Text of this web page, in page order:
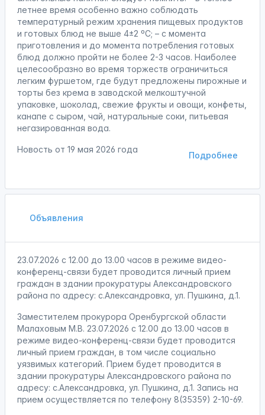
летнее время особенно важно соблюдать
температурный режим хранения пищевых продуктов
и готовых блюд не выше 4±2 ºС; – с момента
приготовления и до момента потребления готовых
блюд должно пройти не более 2-3 часов. Наиболее
целесообразно во время торжеств ограничиться
легким фуршетом, где будут предложены пирожные и
торты без крема в заводской мелкоштучной
упаковке, шоколад, свежие фрукты и овощи, конфеты,
канапе с сыром, чай, натуральные соки, питьевая
негазированная вода.
Подробнее
Новость от 19 мая 2026 года
Объявления
23.07.2026 с 12.00 до 13.00 часов в режиме видео-
конференц-связи будет проводится личный прием
граждан в здании прокуратуры Александровского
района по адресу: с.Александровка, ул. Пушкина, д.1.
Заместителем прокурора Оренбургской области
Малаховым М.В. 23.07.2026 с 12.00 до 13.00 часов в
режиме видео-конференц-связи будет проводится
личный прием граждан, в том числе социально
уязвимых категорий. Прием будет проводится в
здании прокуратуры Александровского района по
адресу: с.Александровка, ул. Пушкина, д.1. Запись на
прием осуществляется по телефону 8(35359) 2-10-69.